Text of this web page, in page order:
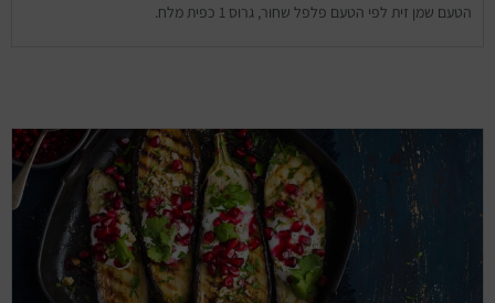
הטעם שמן זית לפי הטעם פלפל שחור, גרוס 1 כפית מלח.